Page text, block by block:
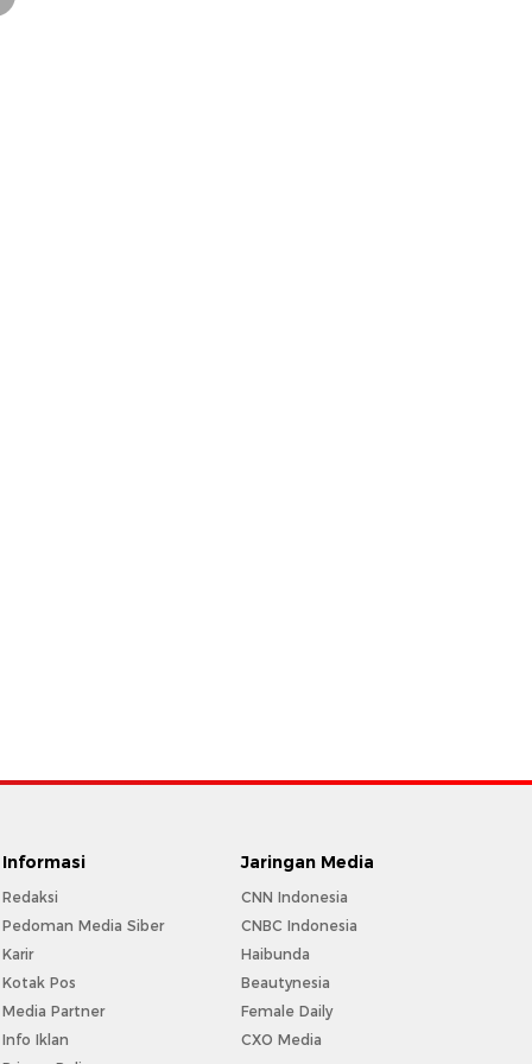
Informasi
Redaksi
Pedoman Media Siber
Karir
Kotak Pos
Media Partner
Info Iklan
Jaringan Media
CNN Indonesia
CNBC Indonesia
Haibunda
Beautynesia
Female Daily
CXO Media